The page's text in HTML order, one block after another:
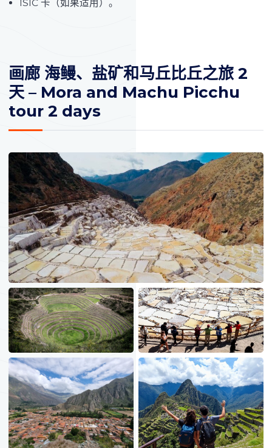
ISIC 卡（如果适用）。
画廊 海鳗、盐矿和马丘比丘之旅 2
天 – Mora and Machu Picchu
tour 2 days